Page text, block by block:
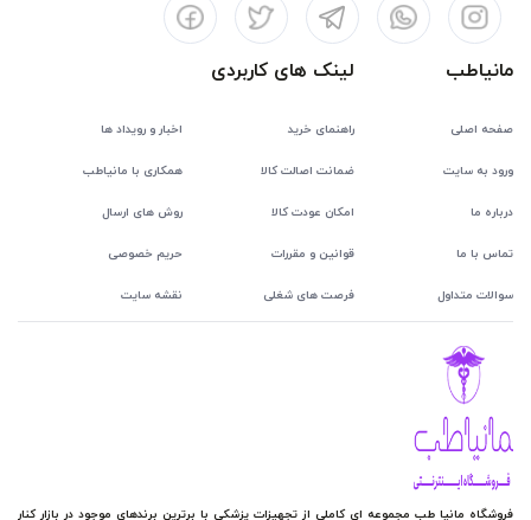
مانیاطب
صفحه اصلی
ورود به سایت
درباره ما
تماس با ما
سوالات متداول
لینک های کاربردی
راهنمای خرید اخبار و رویداد ها
ضمانت اصالت کالا همکاری با مانیاطب
امکان عودت کالا روش های ارسال
قوانین و مقررات حریم خصوصی
فرصت های شغلی نقشه سایت
فروشگاه مانیا طب مجموعه ای کاملی از تجهیزات پزشکی با برترین برندهای موجود در بازار کنار